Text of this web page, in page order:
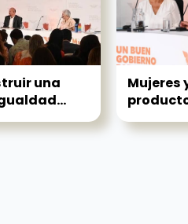
una
Mujeres